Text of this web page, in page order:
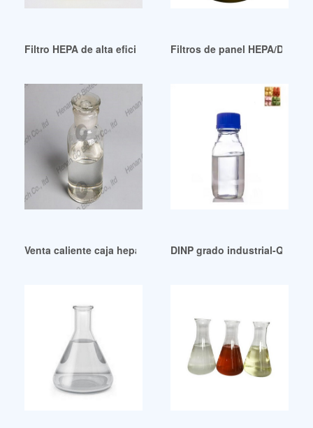
Filtro HEPA de alta eficiencia con puerto DOP para salas
Filtros de panel HEPA/DOP/
Venta caliente caja hepa dop caja hepa dop venezuela
DINP grado industrial-